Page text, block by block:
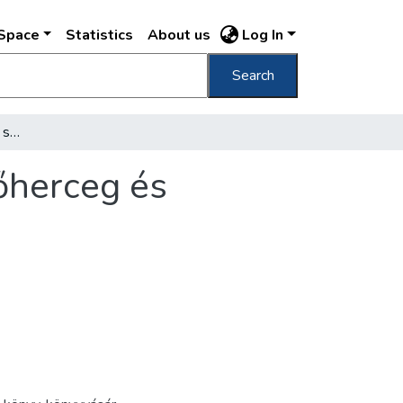
Statistics About us Log In
Search
[Az erdélyi írók könyvnapi sátránál József főherceg és Tasnády Nagy András]
és